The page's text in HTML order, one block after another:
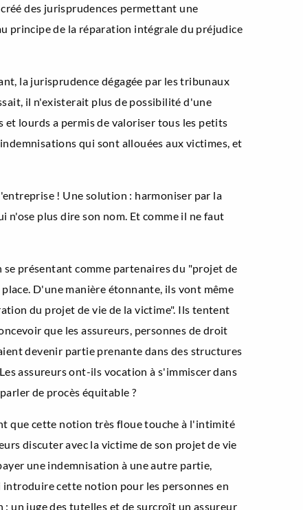
des jurisprudences permettant une
principe de la réparation intégrale du préjudice
la jurisprudence dégagée par les tribunaux
il n'existerait plus de possibilité d'une
et lourds a permis de valoriser tous les petits
qui sont allouées aux victimes, et
! Une solution : harmoniser par la
plus dire son nom. Et comme il ne faut
présentant comme partenaires du "projet de
D'une manière étonnante, ils vont même
du projet de vie de la victime". Ils tentent
que les assureurs, personnes de droit
devenir partie prenante dans des structures
assureurs ont-ils vocation à s'immiscer dans
de procès équitable ?
que cette notion très floue touche à l'intimité
discuter avec la victime de son projet de vie
une indemnisation à une autre partie,
introduire cette notion pour les personnes en
un juge des tutelles et de surcroît un assureur